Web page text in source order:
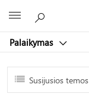
Palaikymas
Susijusios temos